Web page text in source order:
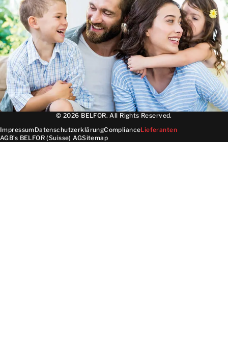
© 2026 BELFOR. All Rights Reserved.
ImpressumDatenschutzerklärungComplianceLieferanten
AGB’s BELFOR (Suisse) AGSitemap